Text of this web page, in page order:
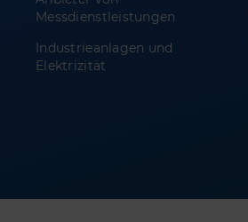
Messdienstleistungen
Industrieanlagen und
Elektrizität